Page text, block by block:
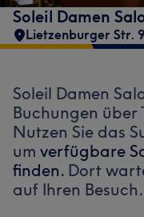
Soleil Damen
Lietzenburger Str.
Soleil Damen
Buchungen über
Nutzen Sie das
um verfügbare
finden. Dort
auf Ihren Besuch.